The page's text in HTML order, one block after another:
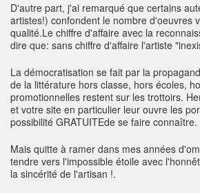
D'autre part, j'ai remarqué que certains
artistes!) confondent le nombre d'oeuvres
qualité.Le chiffre d'affaire avec la
dire que: sans chiffre d'affaire l'artiste
La démocratisation se fait par la
de la littérature hors classe, hors écoles,
promotionnelles restent sur les trottoirs.
et votre site en particulier leur ouvre les
possibilité GRATUITEde se faire connaître.
Mais quitte à ramer dans mes années
tendre vers l'impossible étoile avec
la sincérité de l'artisan !.